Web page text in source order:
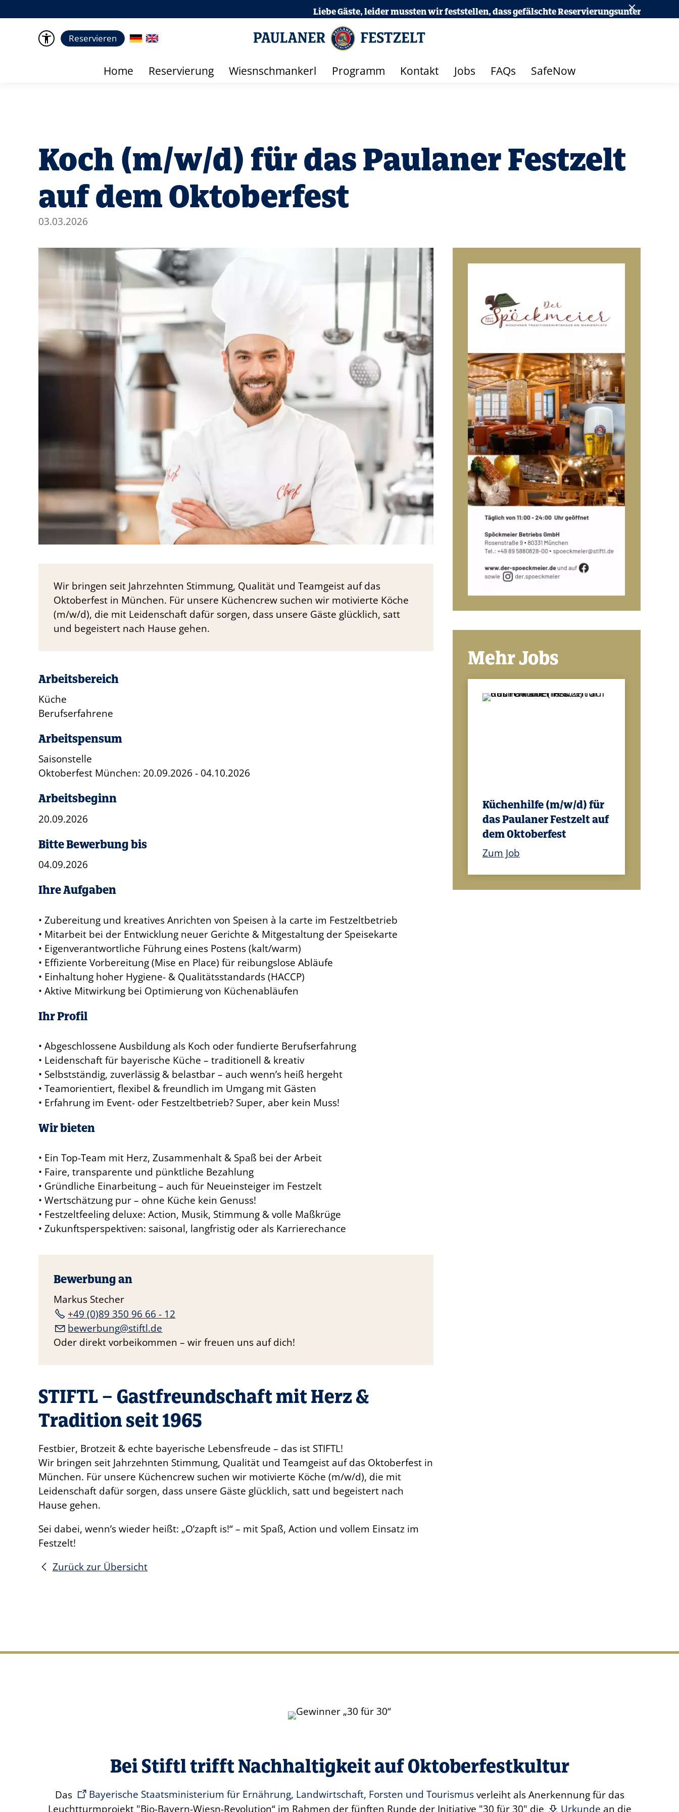
Liebe Gäste, leider mussten wir feststellen, dass gefälschte Reservierungsunterlagen und Rechnungen
Reservieren
Home Reservierung Wiesnschmankerl Programm Kontakt Jobs FAQs SafeNow
Koch (m/w/d) für das Paulaner Festzelt
auf dem Oktoberfest
03.03.2026
Wir bringen seit Jahrzehnten Stimmung, Qualität und Teamgeist auf das
Oktoberfest in München. Für unsere Küchencrew suchen wir motivierte Köche
(m/w/d), die mit Leidenschaft dafür sorgen, dass unsere Gäste glücklich, satt
und begeistert nach Hause gehen.
Arbeitsbereich
Küche
Berufserfahrene
Arbeitspensum
Saisonstelle
Oktoberfest München: 20.09.2026 - 04.10.2026
Arbeitsbeginn
20.09.2026
Bitte Bewerbung bis
04.09.2026
Ihre Aufgaben
• Zubereitung und kreatives Anrichten von Speisen à la carte im Festzeltbetrieb
• Mitarbeit bei der Entwicklung neuer Gerichte & Mitgestaltung der Speisekarte
• Eigenverantwortliche Führung eines Postens (kalt/warm)
• Effiziente Vorbereitung (Mise en Place) für reibungslose Abläufe
• Einhaltung hoher Hygiene- & Qualitätsstandards (HACCP)
• Aktive Mitwirkung bei Optimierung von Küchenabläufen
Ihr Profil
• Abgeschlossene Ausbildung als Koch oder fundierte Berufserfahrung
• Leidenschaft für bayerische Küche – traditionell & kreativ
• Selbstständig, zuverlässig & belastbar – auch wenn’s heiß hergeht
• Teamorientiert, flexibel & freundlich im Umgang mit Gästen
• Erfahrung im Event- oder Festzeltbetrieb? Super, aber kein Muss!
Wir bieten
• Ein Top-Team mit Herz, Zusammenhalt & Spaß bei der Arbeit
• Faire, transparente und pünktliche Bezahlung
• Gründliche Einarbeitung – auch für Neueinsteiger im Festzelt
• Wertschätzung pur – ohne Küche kein Genuss!
• Festzeltfeeling deluxe: Action, Musik, Stimmung & volle Maßkrüge
• Zukunftsperspektiven: saisonal, langfristig oder als Karrierechance
Bewerbung an
Markus Stecher
+49 (0)89 350 96 66 - 12
b w rb ng st ftl d
Oder direkt vorbeikommen – wir freuen uns auf dich!
STIFTL – Gastfreundschaft mit Herz &
Tradition seit 1965
Festbier, Brotzeit & echte bayerische Lebensfreude – das ist STIFTL!
Wir bringen seit Jahrzehnten Stimmung, Qualität und Teamgeist auf das Oktoberfest in
München. Für unsere Küchencrew suchen wir motivierte Köche (m/w/d), die mit
Leidenschaft dafür sorgen, dass unsere Gäste glücklich, satt und begeistert nach
Hause gehen.
Sei dabei, wenn’s wieder heißt: „O’zapft is!“ – mit Spaß, Action und vollem Einsatz im
Festzelt!
Zurück zur Übersicht
Mehr Jobs
Küchenhilfe (m/w/d) für
das Paulaner Festzelt auf
dem Oktoberfest
Zum Job
Bei Stiftl trifft Nachhaltigkeit auf Oktoberfestkultur
Das Bayerische Staatsministerium für Ernährung, Landwirtschaft, Forsten und Tourismusverleiht als Anerkennung für das
Leuchtturmprojekt "Bio-Bayern-Wiesn-Revolution“ im Rahmen der fünften Runde der Initiative "30 für 30" die
Urkunde an die